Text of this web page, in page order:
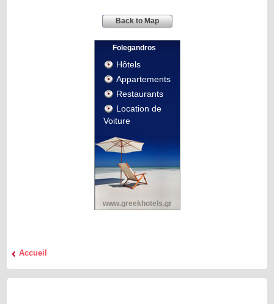
Back to Map
Folegandros
Hôtels
Appartements
Restaurants
Location de
Voiture
www.greekhotels.gr
Accueil